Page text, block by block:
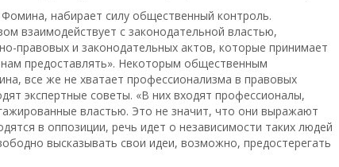
набирает силу общественный контроль.
взаимодействует с законодательной властью,
правовых и законодательных актов, которые принимает
предоставлять». Некоторым общественным
все же не хватает профессионализма в правовых
экспертные советы. «В них входят профессионалы,
властью. Это не значит, что они выражают
в оппозиции, речь идет о независимости таких людей
высказывать свои идеи, возможно, предостерегать